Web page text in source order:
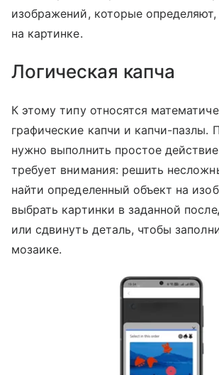
изображений, которые определяют,
на картинке.
Логическая капча
К этому типу относятся
графические капчи и капчи-пазлы.
нужно выполнить простое
требует внимания: решить
найти определенный объект на
выбрать картинки в заданной
или сдвинуть деталь, чтобы
мозаике.